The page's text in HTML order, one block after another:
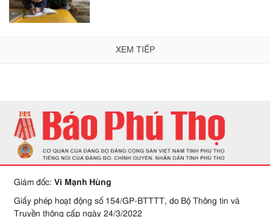
XEM TIẾP
Giám đốc: Vi Mạnh Hùng
Giấy phép hoạt động số 154/GP-BTTTT, do Bộ Thông tin và
Truyền thông cấp ngày 24/3/2022